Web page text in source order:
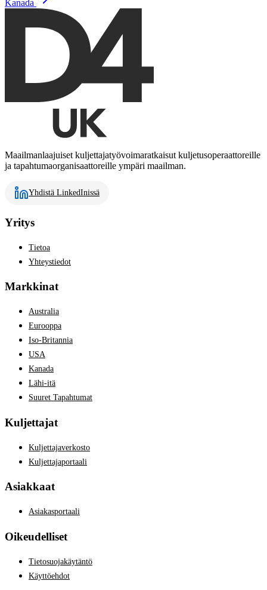
Kanada
Maailmanlaajuiset kuljettajatyövoimaratkaisut kuljetusoperaattoreille
ja tapahtumaorganisaattoreille ympäri maailman.
Yhdistä LinkedInissä
Yritys
Tietoa
Yhteystiedot
Markkinat
Australia
Eurooppa
Iso-Britannia
USA
Kanada
Lähi-itä
Suuret Tapahtumat
Kuljettajat
Kuljettajaverkosto
Kuljettajaportaali
Asiakkaat
Asiakasportaali
Oikeudelliset
Tietosuojakäytäntö
Käyttöehdot